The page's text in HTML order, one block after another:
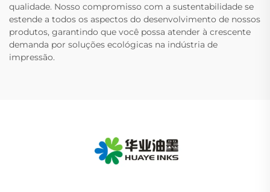
qualidade. Nosso compromisso com a sustentabilidade se
estende a todos os aspectos do desenvolvimento de nossos
produtos, garantindo que você possa atender à crescente
demanda por soluções ecológicas na indústria de
impressão.